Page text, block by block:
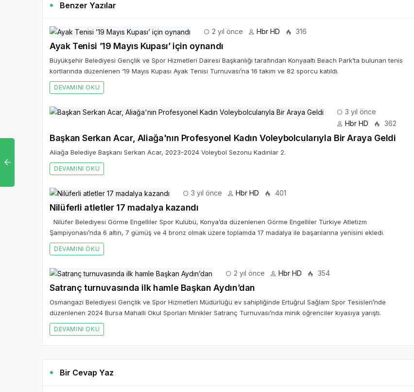
Benzer Yazılar
2 yıl önce Hbr HD 316
Ayak Tenisi ’19 Mayıs Kupası’ için oynandı
Büyükşehir Belediyesi Gençlik ve Spor Hizmetleri Dairesi Başkanlığı tarafından Konyaaltı Beach Park’ta bulunan tenis
kortlarında düzenlenen ‘19 Mayıs Kupası Ayak Tenisi Turnuvası’na 16 takım ve 82 sporcu katıldı.
DEVAMINI OKU
3 yıl önce
Hbr HD
362
Başkan Serkan Acar, Aliağa'nın Profesyonel Kadın Voleybolcularıyla Bir Araya Geldi
Aliağa Belediye Başkanı Serkan Acar, 2023-2024 Voleybol Sezonu Kadınlar 2.
DEVAMINI OKU
3 yıl önce Hbr HD 401
Nilüferli atletler 17 madalya kazandı
Nilüfer Belediyesi Görme Engelliler Spor Kulübü, Konya’da düzenlenen Görme Engelliler Türkiye Atletizm
Şampiyonası’nda 6 altın, 7 gümüş ve 4 bronz olmak üzere toplamda 17 madalya ile başarılarına yenisini ekledi.
DEVAMINI OKU
2 yıl önce Hbr HD 354
Satranç turnuvasında ilk hamle Başkan Aydın’dan
Osmangazi Belediyesi Gençlik ve Spor Hizmetleri Müdürlüğü ev sahipliğinde Ertuğrul Sağlam Spor Tesisleri’nde
düzenlenen 2024 Bursa Mahalli Okul Sporları Minikler Satranç Turnuvası’nda minik öğrenciler kıyasıya yarıştı.
DEVAMINI OKU
Bir Cevap Yaz